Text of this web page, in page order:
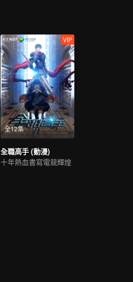
全12集
VIP
全職高手 (動漫)
十年熱血書寫電競輝煌